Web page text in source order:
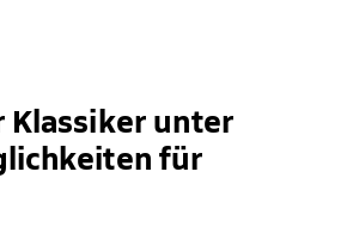
Klassiker unter
für